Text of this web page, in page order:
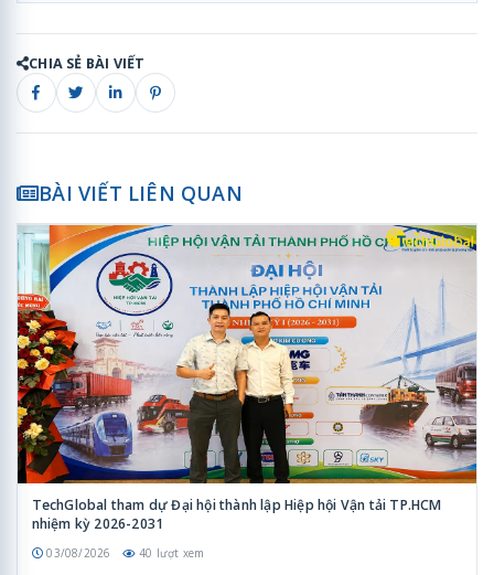
CHIA SẺ BÀI VIẾT
BÀI VIẾT LIÊN QUAN
TechGlobal tham dự Đại hội thành lập Hiệp hội Vận tải TP.HCM
nhiệm kỳ 2026-2031
03/08/2026 40 lượt xem